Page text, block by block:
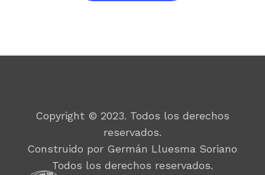
Copyright © 2023. Todos los derechos
reservados.
Construido por Germán Lluesma Soriano
Todos los derechos reservados.